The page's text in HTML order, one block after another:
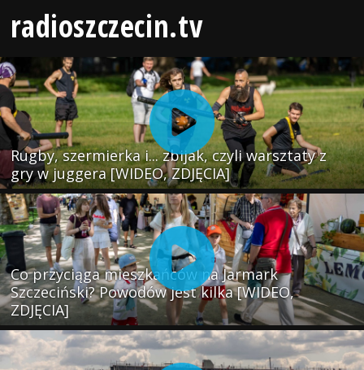
radioszczecin.tv
Rugby, szermierka i... zbijak, czyli warsztaty z
gry w juggera [WIDEO, ZDJĘCIA]
Co przyciąga mieszkańców na Jarmark
Szczeciński? Powodów jest kilka [WIDEO,
ZDJĘCIA]